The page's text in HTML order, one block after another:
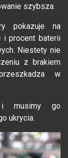
szybsza.
pokazuje na
i procent baterii
Niestety nie
z brakiem
w
i musimy go
ukrycia.